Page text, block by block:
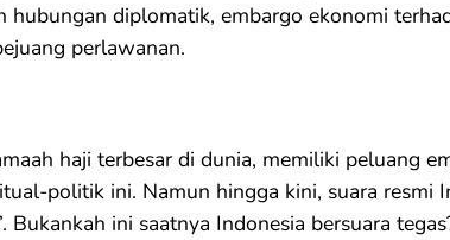
hubungan diplomatik, embargo ekonomi
perlawanan.
haji terbesar di dunia, memiliki peluang
politik ini. Namun hingga kini, suara resmi
Bukankah ini saatnya Indonesia bersuara